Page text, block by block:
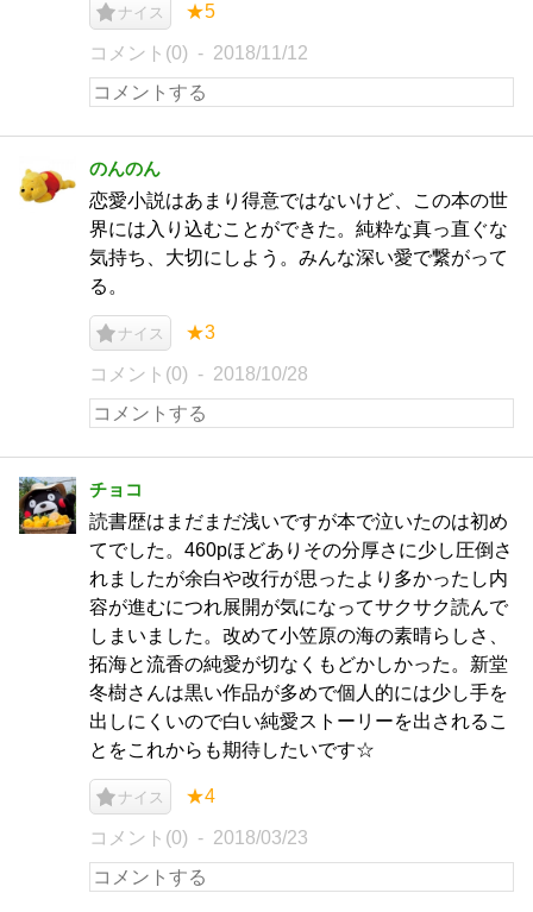
ナイス ★5
コメント(0) 2018/11/12
のんのん
恋愛小説はあまり得意ではないけど、この本の世
界には入り込むことができた。純粋な真っ直ぐな
気持ち、大切にしよう。みんな深い愛で繋がって
る。
ナイス ★3
コメント(0) 2018/10/28
チョコ
読書歴はまだまだ浅いですが本で泣いたのは初め
てでした。460pほどありその分厚さに少し圧倒さ
れましたが余白や改行が思ったより多かったし内
容が進むにつれ展開が気になってサクサク読んで
しまいました。改めて小笠原の海の素晴らしさ、
拓海と流香の純愛が切なくもどかしかった。新堂
冬樹さんは黒い作品が多めで個人的には少し手を
出しにくいので白い純愛ストーリーを出されるこ
とをこれからも期待したいです☆
ナイス ★4
コメント(0) 2018/03/23